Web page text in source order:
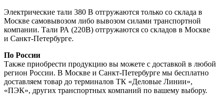
Электрические тали 380 В отгружаются только со склада в
Москве самовывозом либо вывозом силами транспортной
компании. Тали РА (220В) отгружаются со складов в Москве
и Санкт-Петербурге.
По России
Также приобрести продукцию вы можете с доставкой в любой
регион России. В Москве и Санкт-Петербурге мы бесплатно
доставляем товар до терминалов ТК «Деловые Линии»,
«ПЭК», других транспортных компаний по вашему выбору.